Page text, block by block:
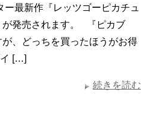
最新作『レッツゴーピカチュ
が発売されます。 『ピカブ
、どっちを買ったほうがお得
[…]
続きを読む